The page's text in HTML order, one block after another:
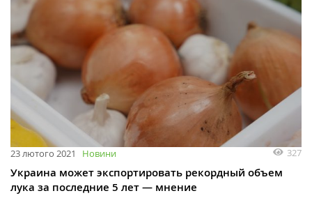
23 лютого 2021 Новини 327
Украина может экспортировать рекордный объем
лука за последние 5 лет — мнение